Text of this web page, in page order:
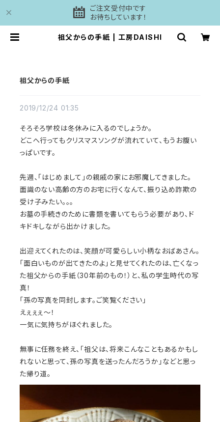
ご注文受付中です
お待ちしています！
祖父からの手紙 | 工房DAISHI
祖父からの手紙
2019/12/24 01:35
そろそろ学校は冬休みに入るのでしょうか。
どこへ行ってもクリスマスソングが流れていて、もうお腹い
っぱいです。
先週、「はじめまして」の親戚の家にお邪魔してきました。
面識のない高齢の方のお宅に行くなんて、振り込め詐欺の
受け子みたい。。。
お墓の手続きのために書類を書いてもらう必要があり、ド
キドキしながら出かけました。
出迎えてくれたのは、笑顔が可愛らしい小柄なおばあさん。
「面白いものが出てきたのよ」と見せてくれたのは、亡くなっ
た祖父からの手紙（30年前のもの！）と、私の学生時代の写
真！
「孫の写真を同封します。ご笑覧ください」
えぇぇぇ〜！
一気に気持ちがほぐれました。
無事に任務を終え、「祖父は、将来こんなこともあるかもし
れないと思って、孫の写真を送ったんだろうか」などと思っ
た帰り道。